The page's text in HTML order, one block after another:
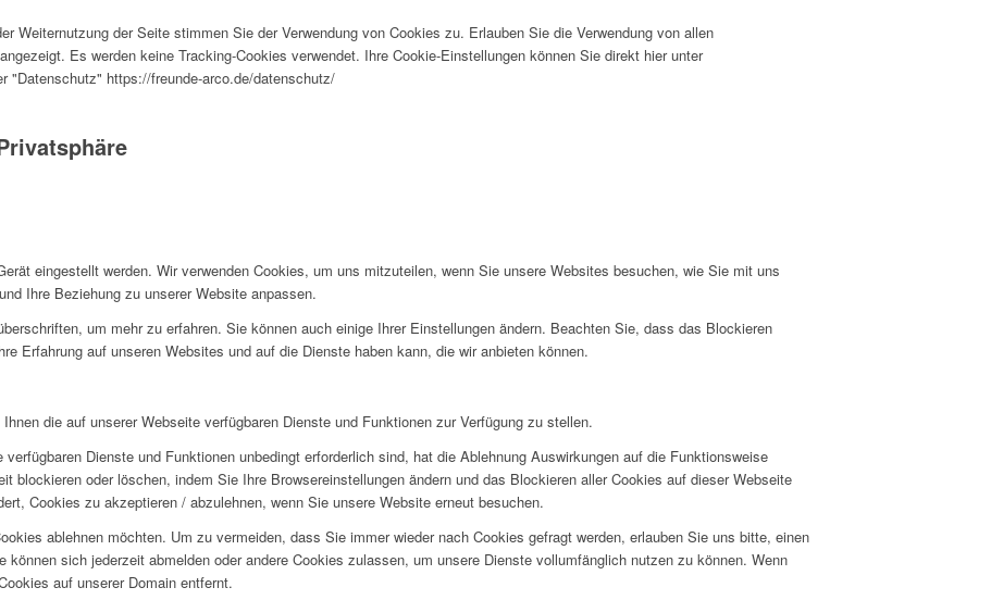
Weiternutzung der Seite stimmen Sie der Verwendung von Cookies zu. Erlauben Sie die Verwendung von allen
Es werden keine Tracking-Cookies verwendet. Ihre Cookie-Einstellungen können Sie direkt hier unter
"Datenschutz" https://freunde-arco.de/datenschutz/
eingestellt werden. Wir verwenden Cookies, um uns mitzuteilen, wenn Sie unsere Websites besuchen, wie Sie mit uns
Ihre Beziehung zu unserer Website anpassen.
um mehr zu erfahren. Sie können auch einige Ihrer Einstellungen ändern. Beachten Sie, dass das Blockieren
Erfahrung auf unseren Websites und auf die Dienste haben kann, die wir anbieten können.
die auf unserer Webseite verfügbaren Dienste und Funktionen zur Verfügung zu stellen.
Dienste und Funktionen unbedingt erforderlich sind, hat die Ablehnung Auswirkungen auf die Funktionsweise
blockieren oder löschen, indem Sie Ihre Browsereinstellungen ändern und das Blockieren aller Cookies auf dieser Webseite
Cookies zu akzeptieren / abzulehnen, wenn Sie unsere Website erneut besuchen.
ablehnen möchten. Um zu vermeiden, dass Sie immer wieder nach Cookies gefragt werden, erlauben Sie uns bitte, einen
sich jederzeit abmelden oder andere Cookies zulassen, um unsere Dienste vollumfänglich nutzen zu können. Wenn
auf unserer Domain entfernt.